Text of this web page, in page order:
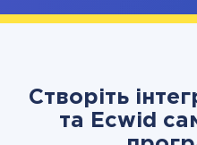
Створіть
та Ecwid